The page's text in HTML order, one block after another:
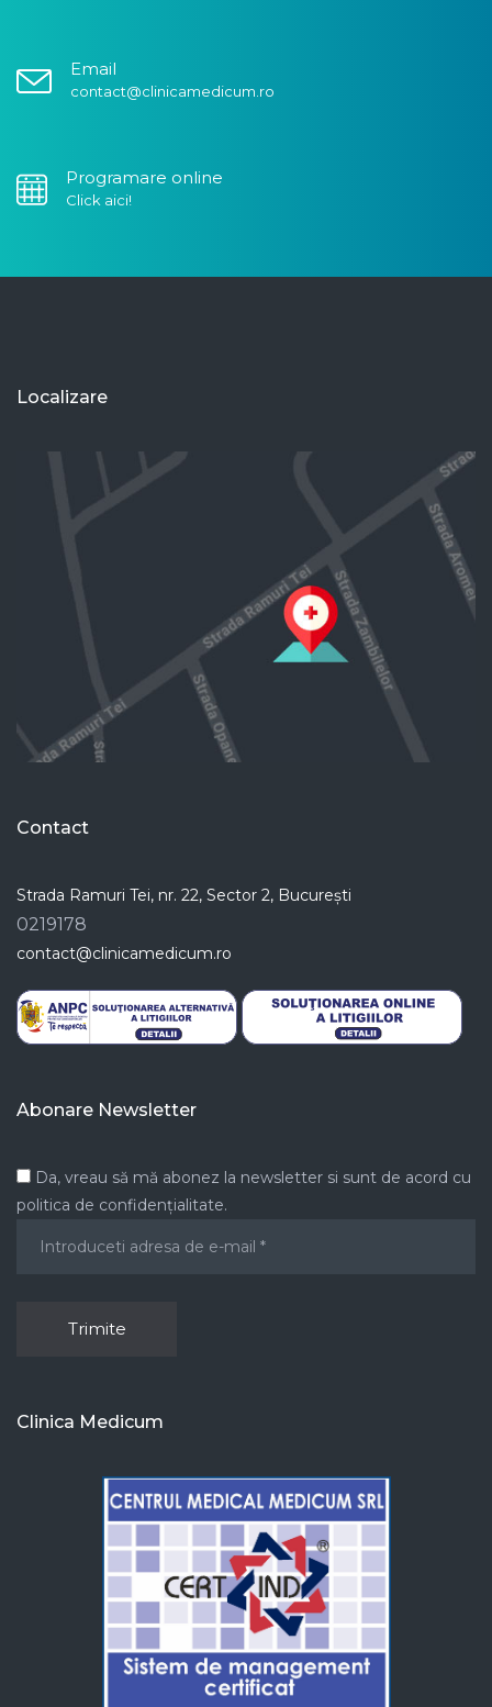
Email
contact@clinicamedicum.ro
Programare online
Click aici!
Localizare
Contact
Strada Ramuri Tei, nr. 22, Sector 2, București
0219178
contact@clinicamedicum.ro
Abonare Newsletter
Da, vreau să mă abonez la newsletter si sunt de acord cu
politica de confidențialitate.
Clinica Medicum